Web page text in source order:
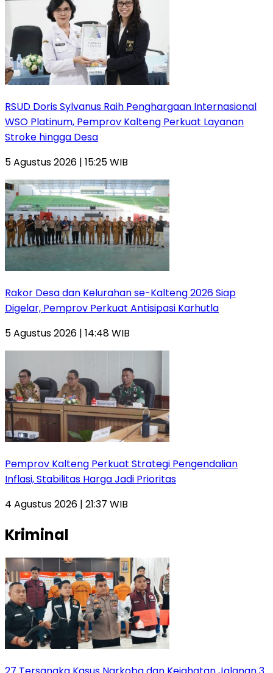
RSUD Doris Sylvanus Raih Penghargaan Internasional
WSO Platinum, Pemprov Kalteng Perkuat Layanan
Stroke hingga Desa
5 Agustus 2026 | 15:25 WIB
Rakor Desa dan Kelurahan se-Kalteng 2026 Siap
Digelar, Pemprov Perkuat Antisipasi Karhutla
5 Agustus 2026 | 14:48 WIB
Pemprov Kalteng Perkuat Strategi Pengendalian
Inflasi, Stabilitas Harga Jadi Prioritas
4 Agustus 2026 | 21:37 WIB
Kriminal